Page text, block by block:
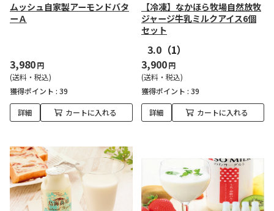
ムッシュ自家製アーモンドバタ
ーＡ
3,980円
(送料・税込)
獲得ポイント : 39
詳細 カートに入れる
【冷凍】なかほら牧場自然放牧
ジャージ牛乳ミルクアイス6個
セット
3.0 （1）
3,900円
(送料・税込)
獲得ポイント : 39
詳細 カートに入れる